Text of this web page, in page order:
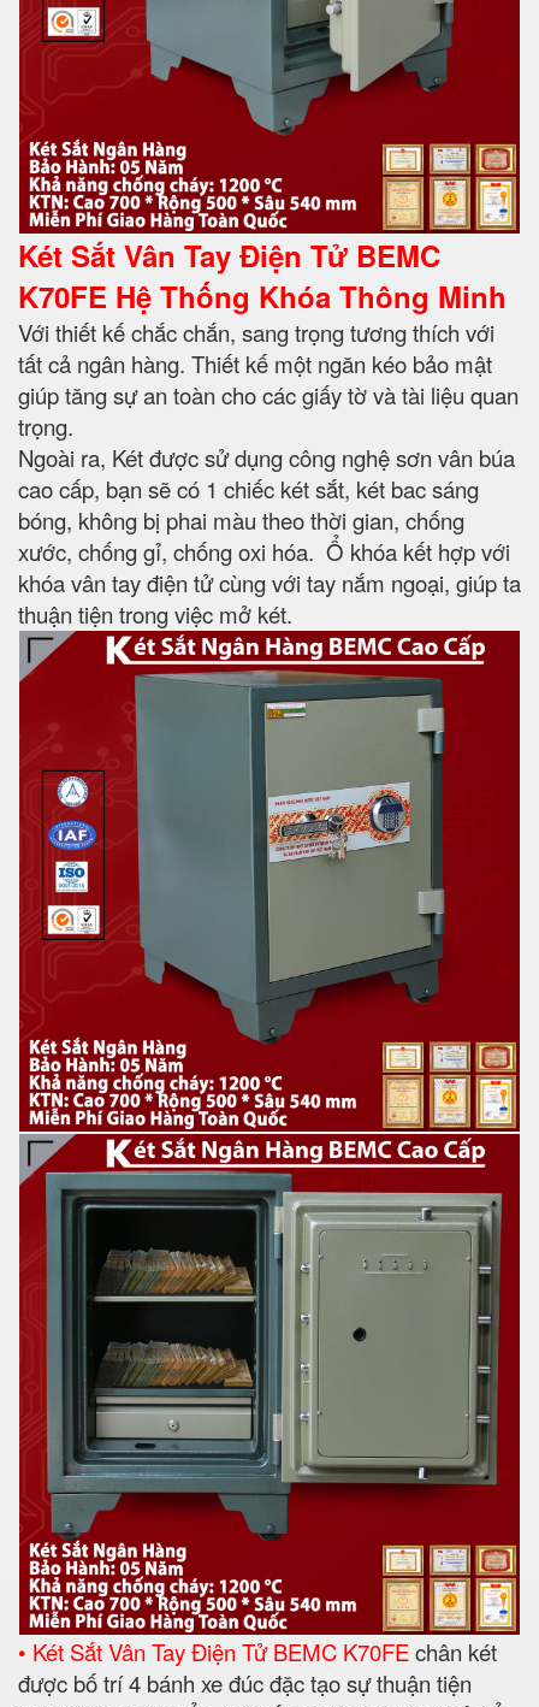
Két Sắt Vân Tay Điện Tử BEMC
K70FE Hệ Thống Khóa Thông Minh
Với thiết kế chắc chắn, sang trọng tương thích với
tất cả ngân hàng. Thiết kế một ngăn kéo bảo mật
giúp tăng sự an toàn cho các giấy tờ và tài liệu quan
trọng.
Ngoài ra, Két được sử dụng công nghệ sơn vân búa
cao cấp, bạn sẽ có 1 chiếc két sắt, két bac sáng
bóng, không bị phai màu theo thời gian, chống
xước, chống gỉ, chống oxi hóa. Ổ khóa kết hợp với
khóa vân tay điện tử cùng với tay nắm ngoại, giúp ta
thuận tiện trong việc mở két.
• Két Sắt Vân Tay Điện Tử BEMC K70FEchân két
được bố trí 4 bánh xe đúc đặc tạo sự thuận tiện